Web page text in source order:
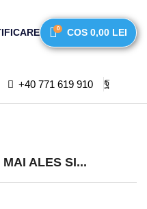
0 COS 0,00 LEI
+40 771 619 910
ALES SI...